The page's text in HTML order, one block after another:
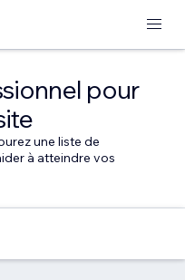
pour
une liste de
à atteindre vos